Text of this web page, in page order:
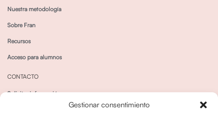
Gestionar consentimiento
Nuestra metodología
Sobre Fran
Recursos
Acceso para alumnos
CONTACTO
Solicitar información